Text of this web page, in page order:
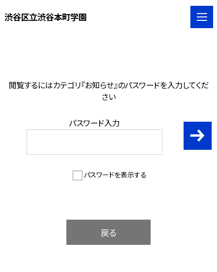
渋谷区立渋谷本町学園
閲覧するにはカテゴリ『お知らせ』のパスワードを入力してくだ
さい
パスワード入力
パスワードを表示する
戻る